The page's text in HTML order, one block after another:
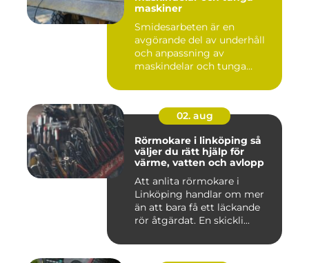
maskiner
Smidesarbeten är en
avgörande del av underhåll
och anpassning av
maskindelar och tunga
02. aug
Rörmokare i linköping så
väljer du rätt hjälp för
värme, vatten och avlopp
Att anlita rörmokare i
Linköping handlar om mer
än att bara få ett läckande
rör åtgärdat. En skickli...